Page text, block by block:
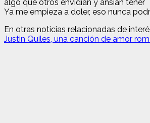
algo que otros envidian y ansían tener
Ya me empieza a doler, eso nunca
En otras noticias relacionadas de
Justin Quiles, una canción de amor